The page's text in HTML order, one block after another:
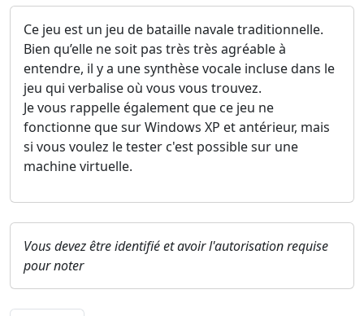
Ce jeu est un jeu de bataille navale traditionnelle.
Bien qu’elle ne soit pas très très agréable à
entendre, il y a une synthèse vocale incluse dans le
jeu qui verbalise où vous vous trouvez.
Je vous rappelle également que ce jeu ne
fonctionne que sur Windows XP et antérieur, mais
si vous voulez le tester c'est possible sur une
machine virtuelle.
Vous devez être identifié et avoir l'autorisation requise
pour noter